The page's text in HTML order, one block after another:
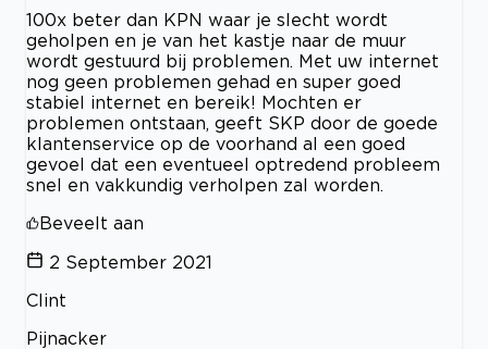
100x beter dan KPN waar je slecht wordt
geholpen en je van het kastje naar de muur
wordt gestuurd bij problemen. Met uw internet
nog geen problemen gehad en super goed
stabiel internet en bereik! Mochten er
problemen ontstaan, geeft SKP door de goede
klantenservice op de voorhand al een goed
gevoel dat een eventueel optredend probleem
snel en vakkundig verholpen zal worden.
Beveelt aan
2 September 2021
Clint
Pijnacker